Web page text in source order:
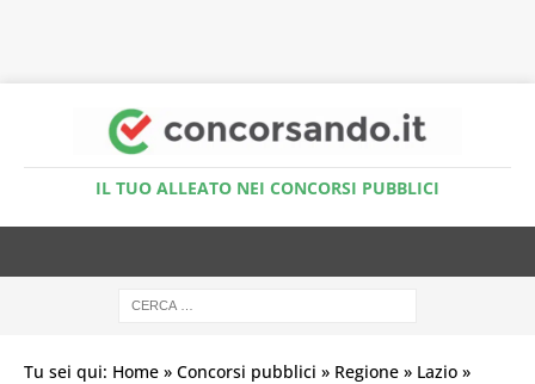
IL TUO ALLEATO NEI CONCORSI PUBBLICI
Tu sei qui: Home » Concorsi pubblici » Regione » Lazio »